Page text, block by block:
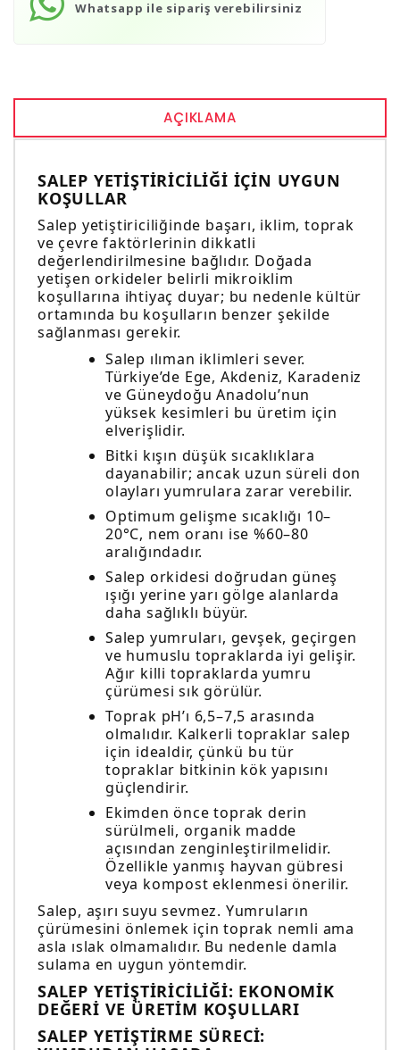
Whatsapp ile sipariş verebilirsiniz
AÇIKLAMA
SALEP YETIŞTIRICILIĞI İÇIN UYGUN
KOŞULLAR
Salep yetiştiriciliğinde başarı, iklim, toprak
ve çevre faktörlerinin dikkatli
değerlendirilmesine bağlıdır. Doğada
yetişen orkideler belirli mikroiklim
koşullarına ihtiyaç duyar; bu nedenle kültür
ortamında bu koşulların benzer şekilde
sağlanması gerekir.
Salep ılıman iklimleri sever.
Türkiye’de Ege, Akdeniz, Karadeniz
ve Güneydoğu Anadolu’nun
yüksek kesimleri bu üretim için
elverişlidir.
Bitki kışın düşük sıcaklıklara
dayanabilir; ancak uzun süreli don
olayları yumrulara zarar verebilir.
Optimum gelişme sıcaklığı 10–
20°C, nem oranı ise %60–80
aralığındadır.
Salep orkidesi doğrudan güneş
ışığı yerine yarı gölge alanlarda
daha sağlıklı büyür.
Salep yumruları, gevşek, geçirgen
ve humuslu topraklarda iyi gelişir.
Ağır killi topraklarda yumru
çürümesi sık görülür.
Toprak pH’ı 6,5–7,5 arasında
olmalıdır. Kalkerli topraklar salep
için idealdir, çünkü bu tür
topraklar bitkinin kök yapısını
güçlendirir.
Ekimden önce toprak derin
sürülmeli, organik madde
açısından zenginleştirilmelidir.
Özellikle yanmış hayvan gübresi
veya kompost eklenmesi önerilir.
Salep, aşırı suyu sevmez. Yumruların
çürümesini önlemek için toprak nemli ama
asla ıslak olmamalıdır. Bu nedenle damla
sulama en uygun yöntemdir.
SALEP YETIŞTIRICILIĞI: EKONOMIK
DEĞERI VE ÜRETIM KOŞULLARI
SALEP YETIŞTIRME SÜRECI: